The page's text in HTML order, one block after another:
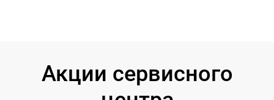
Акции сервисного